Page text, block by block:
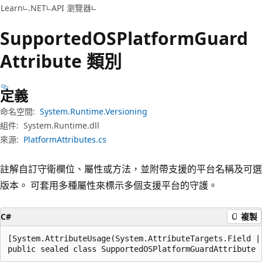
Learn .NET API 瀏覽器
SupportedOSPlatformGuard
Attribute 類別
定義
命名空間: System.Runtime.Versioning
組件: System.Runtime.dll
來源: PlatformAttributes.cs
註解自訂守衛欄位、屬性或方法，並附帶支援的平台名稱及可選
版本。 可套用多種屬性來標示多個支援平台的守護。
C# 複製
public sealed class